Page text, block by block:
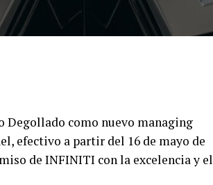
como nuevo managing
efectivo a partir del 16 de mayo de
de INFINITI con la excelencia y el